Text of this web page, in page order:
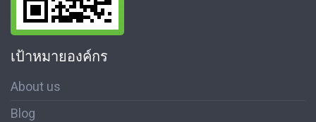
เป้าหมายองค์กร
About us
Blog